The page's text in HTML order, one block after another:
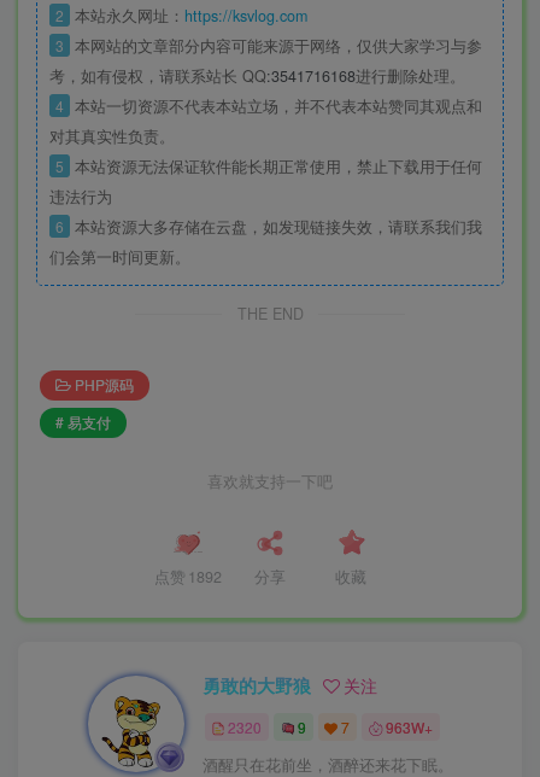
2 本站永久网址： https://ksvlog.com
3 本网站的文章部分内容可能来源于网络，仅供大家学习与参
考，如有侵权，请联系站长 QQ:3541716168进行删除处理。
4 本站一切资源不代表本站立场，并不代表本站赞同其观点和
对其真实性负责。
5 本站资源无法保证软件能长期正常使用，禁止下载用于任何
违法行为
6 本站资源大多存储在云盘，如发现链接失效，请联系我们我
们会第一时间更新。
THE END
PHP源码
# 易支付
喜欢就支持一下吧
点赞 1892 分享 收藏
勇敢的大野狼 关注
2320 9 7 963W+
酒醒只在花前坐，酒醉还来花下眠。